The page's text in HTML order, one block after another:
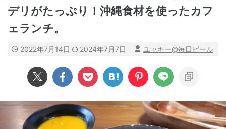
デリがたっぷり！沖縄食材を使ったカフ
ェランチ。
2022年7月14日 2024年7月7日 ユッキー@毎日ビール